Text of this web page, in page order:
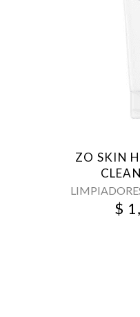
ZO SKIN
$